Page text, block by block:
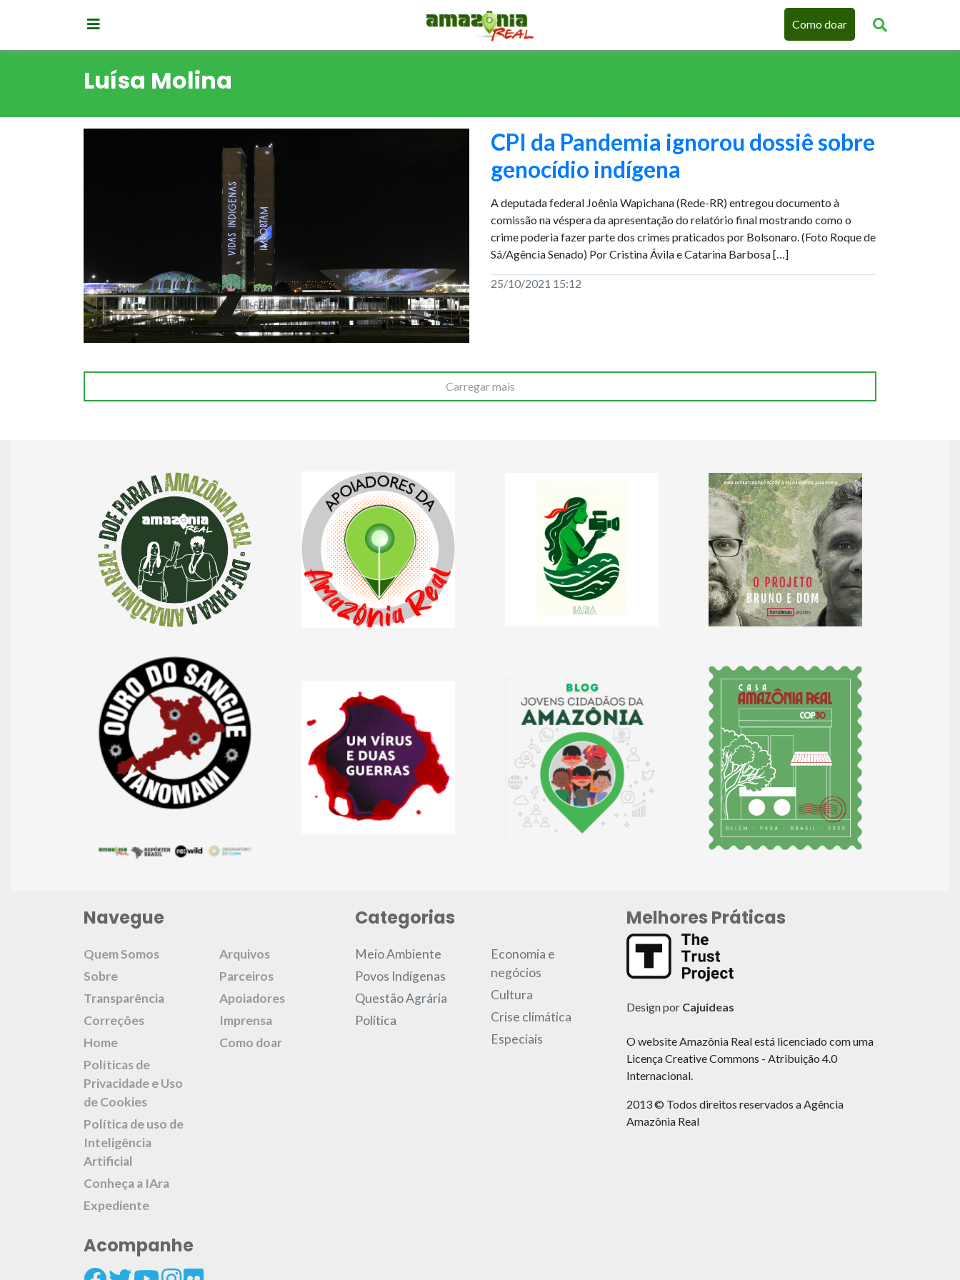
Como doar
Luísa Molina
CPI da Pandemia ignorou dossiê sobre
genocídio indígena
A deputada federal Joênia Wapichana (Rede-RR) entregou documento à
comissão na véspera da apresentação do relatório final mostrando como o
crime poderia fazer parte dos crimes praticados por Bolsonaro. (Foto Roque de
Sá/Agência Senado) Por Cristina Ávila e Catarina Barbosa […]
25/10/2021 15:12
Carregar mais
Navegue
Quem Somos
Sobre
Transparência
Correções
Home
Políticas de
Privacidade e Uso
de Cookies
Política de uso de
Inteligência
Artificial
Conheça a IAra
Expediente
Arquivos
Parceiros
Apoiadores
Imprensa
Como doar
Acompanhe
Categorias
Meio Ambiente
Povos Indígenas
Questão Agrária
Política
Economia e
negócios
Cultura
Crise climática
Especiais
Melhores Práticas
Design por Cajuideas
O website Amazônia Real está licenciado com uma
Licença Creative Commons - Atribuição 4.0
Internacional.
2013 © Todos direitos reservados a Agência
Amazônia Real